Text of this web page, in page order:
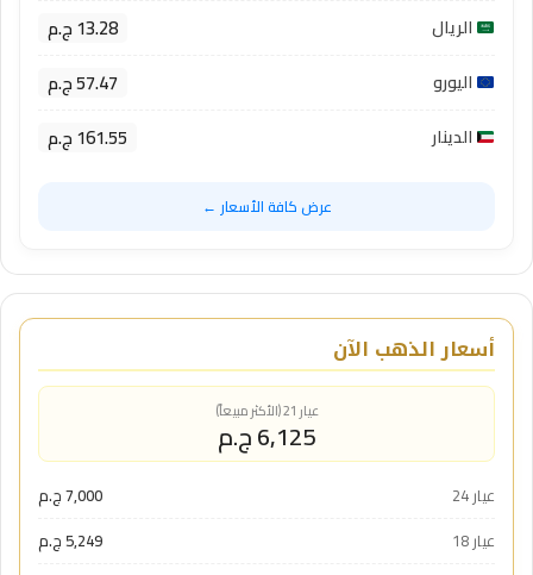
الريال 13.28 ج.م
اليورو 57.47 ج.م
الدينار 161.55 ج.م
عرض كافة الأسعار ←
أسعار الذهب الآن
عيار 21 (الأكثر مبيعاً)
6,125 ج.م
عيار 24
7,000 ج.م
عيار 18
5,249 ج.م